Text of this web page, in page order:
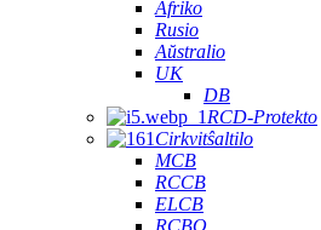
Afriko
Rusio
Aŭstralio
UK
DB
RCD-Protekto
Cirkvitŝaltilo
MCB
RCCB
ELCB
RCBO